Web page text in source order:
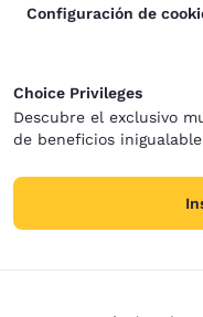
Configuración de
Choice Privileges
Descubre el exclusivo
de beneficios